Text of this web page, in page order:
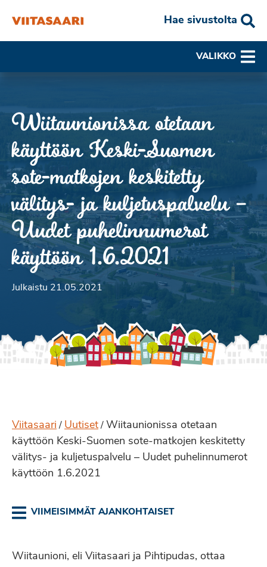
Hae sivustolta
VALIKKO
Wiitaunionissa otetaan
käyttöön Keski-Suomen
sote-matkojen keskitetty
välitys- ja kuljetuspalvelu –
Uudet puhelinnumerot
käyttöön 1.6.2021
Julkaistu 21.05.2021
Viitasaari / Uutiset / Wiitaunionissa otetaan
käyttöön Keski-Suomen sote-matkojen keskitetty
välitys- ja kuljetuspalvelu – Uudet puhelinnumerot
käyttöön 1.6.2021
VIIMEISIMMÄT AJANKOHTAISET
Wiitaunioni, eli Viitasaari ja Pihtipudas, ottaa